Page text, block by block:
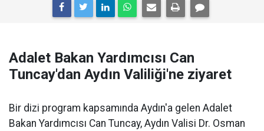
Adalet Bakan Yardımcısı Can
Tuncay'dan Aydın Valiliği'ne ziyaret
Bir dizi program kapsamında Aydın'a gelen Adalet
Bakan Yardımcısı Can Tuncay, Aydın Valisi Dr. Osman